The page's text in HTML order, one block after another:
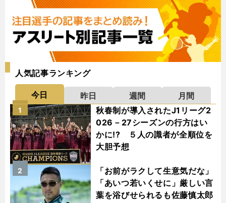
人気記事ランキング
今日 昨日 週間
月間
秋春制が導入されたJ1リーグ2
026－27シーズンの行方はい
かに!? ５人の識者が全順位を
大胆予想
1
「お前がラクして生意気だな」
「あいつ若いくせに」厳しい言
葉を浴びせられるも佐藤慎太郎
2